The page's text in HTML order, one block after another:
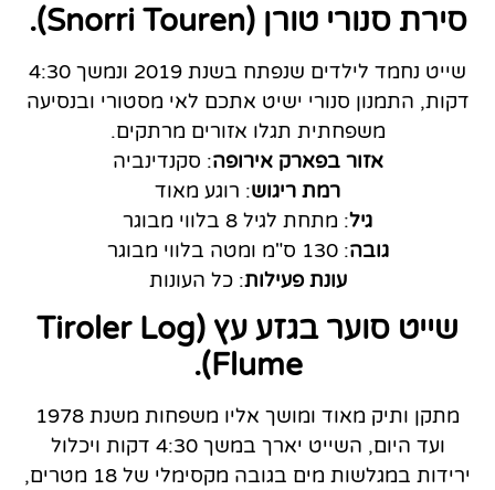
סירת סנורי טורן (Snorri Touren).
שייט נחמד לילדים שנפתח בשנת 2019 ונמשך 4:30
דקות, התמנון סנורי ישיט אתכם לאי מסטורי ובנסיעה
משפחתית תגלו אזורים מרתקים.
אזור בפארק אירופה: סקנדינביה
רמת ריגוש: רוגע מאוד
גיל: מתחת לגיל 8 בלווי מבוגר
גובה: 130 ס"מ ומטה בלווי מבוגר
עונת פעילות: כל העונות
שייט סוער בג
זע עץ (Tiroler Log
Flume).
מתקן ותיק מאוד ומושך אליו משפחות משנת 1978
ועד היום, השייט יארך במשך 4:30 דקות ויכלול
ירידות במגלשות מים בגובה מקסימלי של 18 מטרים,